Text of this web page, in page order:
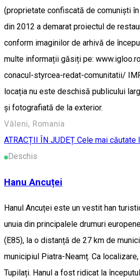
(proprietate confiscată de comunişti
din 2012 a demarat proiectul de
conform imaginilor de arhivă de
multe informații găsiți pe:
conacul-styrcea-redat-comunitatii/
locația nu este deschisă publicului
și fotografiată de la exterior.
Văleni, Romania
ATRACȚII ÎN JUDEȚ Cele mai căutate
Deschis
Hanu Ancuței
Hanul Ancuței este un vestit han
unuia din principalele drumuri
(E85), la o distanță de 27 km de
municipiul Piatra-Neamț. Ca
Tupilați. Hanul a fost ridicat la